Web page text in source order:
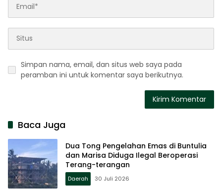
Simpan nama, email, dan situs web saya pada
peramban ini untuk komentar saya berikutnya.
Baca Juga
Dua Tong Pengelahan Emas di Buntulia
dan Marisa Diduga Ilegal Beroperasi
Terang-terangan
Daerah 30 Juli 2026